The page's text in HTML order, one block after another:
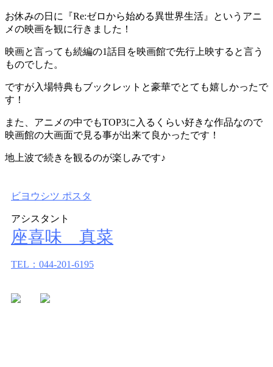
お休みの日に『Re:ゼロから始める異世界生活』というアニ
メの映画を観に行きました！
映画と言っても続編の1話目を映画館で先行上映すると言う
ものでした。
ですが入場特典もブックレットと豪華でとても嬉しかったで
す！
また、アニメの中でもTOP3に入るくらい好きな作品なので
映画館の大画面で見る事が出来て良かったです！
地上波で続きを観るのが楽しみです♪
ビヨウシツ ポスタ
アシスタント
座喜味 真菜
TEL：044-201-6195